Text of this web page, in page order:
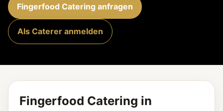
Fingerfood Catering anfragen
Als Caterer anmelden
Fingerfood Catering in